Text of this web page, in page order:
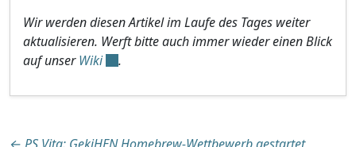
Wir werden diesen Artikel im Laufe des Tages weiter
aktualisieren. Werft bitte auch immer wieder einen Blick
auf unserWiki .
← PS Vita: GekiHEN Homebrew-Wettbewerb gestartet